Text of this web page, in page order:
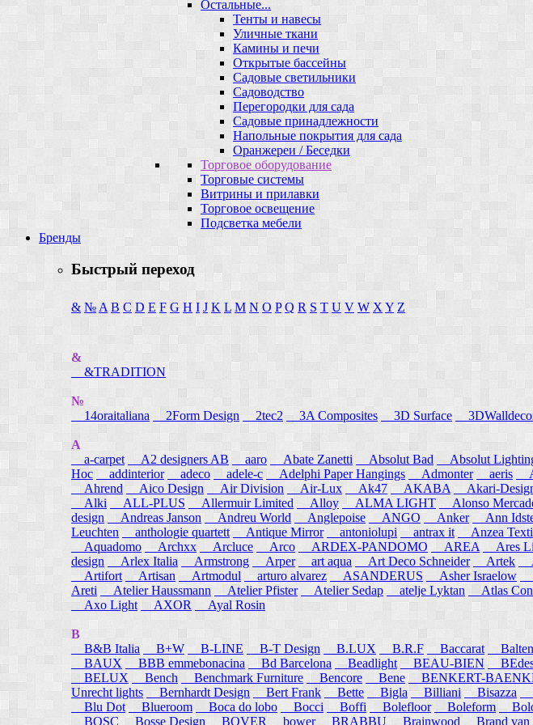
Остальные...
Тенты и навесы
Уличные ткани
Камины и печи
Открытые бассейны
Садовые светильники
Садоводство
Перегородки для сада
Садовые принадлежности
Напольные покрытия для сада
Оранжереи / Беседки
Торговое оборудование
Торговые системы
Витрины и прилавки
Торговое освещение
Подсветка мебели
Бренды
Быстрый переход
& № A B C D E F G H I J K L M N O P Q R S T U V W X Y Z
&
&TRADITION
№
14oraitaliana
2Form Design 2tec2 3A Composites 3D Surface
A
a-carpet
A2 designers AB aaro Abate Zanetti Absolut Bad Absolut
Hoc
addinterior adeco adele-c Adelphi Paper Hangings Admonter aeris
Ahrend
Aico Design Air Division Air-Lux Ak47 AKABA Akari-
Alki
ALL-PLUS Allermuir Limited Alloy ALMA LIGHT Alonso
design
Andreas Janson Andreu World Anglepoise ANGO Anker Ann
Leuchten
anthologie quartett Antique Mirror antoniolupi antrax it Anzea
Aquadomo
Archxx Arcluce Arco ARDEX-PANDOMO AREA Ares
design
Arlex Italia Armstrong Arper art aqua Art Deco Schneider Artek
Artifort
Artisan Artmodul arturo alvarez ASANDERUS Asher Israelow
Areti
Atelier Haussmann Atelier Pfister Atelier Sedap atelje Lyktan Atlas
Axo Light
AXOR Ayal Rosin
B
B&B Italia
B+W B-LINE B-T Design B.LUX B.R.F Baccarat
BAUX
BBB emmebonacina Bd Barcelona Beadlight BEAU-BIEN
BELUX
Bench Benchmark Furniture Bencore Bene BENKERT-
Unrecht lights
Bernhardt Design Bert Frank Bette Bigla Billiani Bisazza
Blu Dot
Blueroom Boca do lobo Bocci Boffi Bolefloor Boleform
BOSC Bosse Design BOVER bower BRABBU Brainwood Brand van